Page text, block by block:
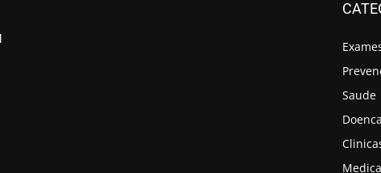
Saude